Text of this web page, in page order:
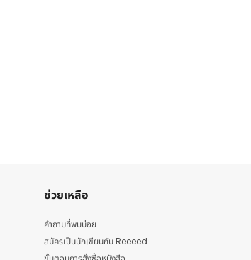
ช่วยเหลือ
คำถามที่พบบ่อย
สมัครเป็นนักเขียนกับ Reeeed